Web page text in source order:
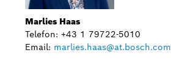
Marlies Haas
Telefon: +43 1 79722-5010
Email: marlies.haas@at.bosch.com